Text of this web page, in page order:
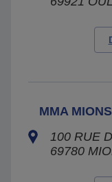
MMA MIONS
100 RUE
69780